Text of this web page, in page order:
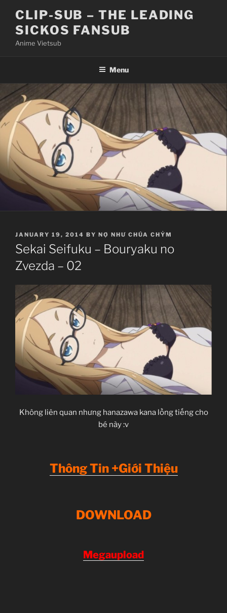
content
CLIP-SUB – THE LEADING
SICKOS FANSUB
Anime Vietsub
Menu
POSTED
ON
JANUARY 19, 2014 BY NỢ NHƯ CHÚA CHỶM
Sekai Seifuku – Bouryaku no
Zvezda – 02
Không liên quan nhưng hanazawa kana lồng tiếng cho
bé này :v
Thông Tin +Giới Thiệu
DOWNLOAD
Megaupload